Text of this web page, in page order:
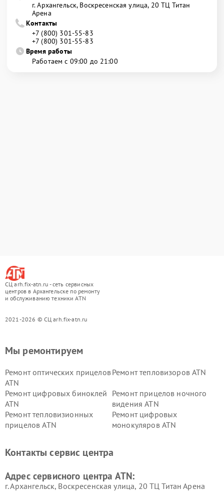
г. Архангельск, Воскресенская улица, 20 ТЦ Титан
Арена
Контакты
+7 (800) 301-55-83
+7 (800) 301-55-83
Время работы
Работаем с 09:00 до 21:00
СЦ arh.fix-atn.ru - сеть сервисных
центров в Архангельске по ремонту
и обслуживанию техники ATN
2021-2026 © СЦ arh.fix-atn.ru
Мы ремонтируем
Ремонт оптических прицелов
ATN
Ремонт тепловизоров ATN
Ремонт цифровых биноклей
ATN
Ремонт прицелов ночного
видения ATN
Ремонт тепловизионных
прицелов ATN
Ремонт цифровых
монокуляров ATN
Контакты сервис центра
Адрес сервисного центра ATN:
г. Архангельск, Воскресенская улица, 20 ТЦ Титан Арена